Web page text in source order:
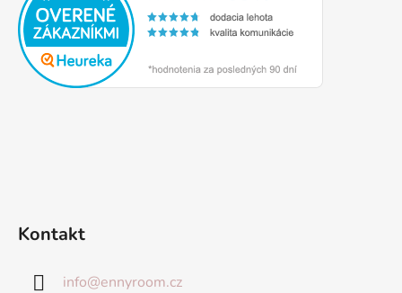
Kontakt
info@ennyroom.cz